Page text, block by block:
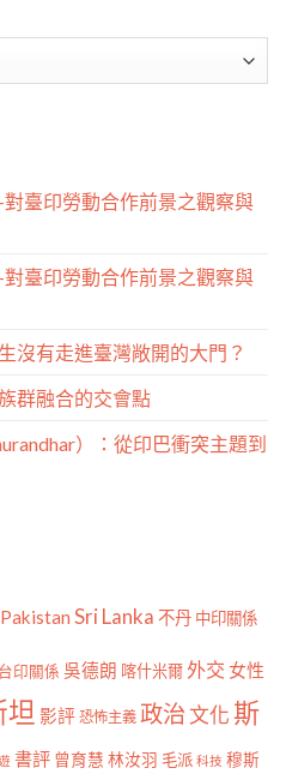
臺印勞動合作前景之觀察與
臺印勞動合作前景之觀察與
沒有走進臺灣敞開的大門？
群融合的交會點
）：從印巴衝突主題到
Pakistan Sri Lanka 不丹 中印關係
台印關係 吳德朗 喀什米爾外交 女性
坦 影評 恐怖主義 政治文化斯
書評 曾育慧 林汝羽 毛派 科技 穆斯